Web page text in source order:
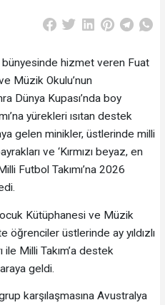
hizmet veren Fuat
Müzik Okulu’nun
Dünya Kupası’nda boy
yürekleri ısıtan destek
gelen minikler, üstlerinde milli
ve ‘Kırmızı beyaz, en
Futbol Takımı’na 2026
Kütüphanesi ve Müzik
öğrenciler üstlerinde ay yıldızlı
Milli Takım’a destek
geldi.
karşılaşmasına Avustralya